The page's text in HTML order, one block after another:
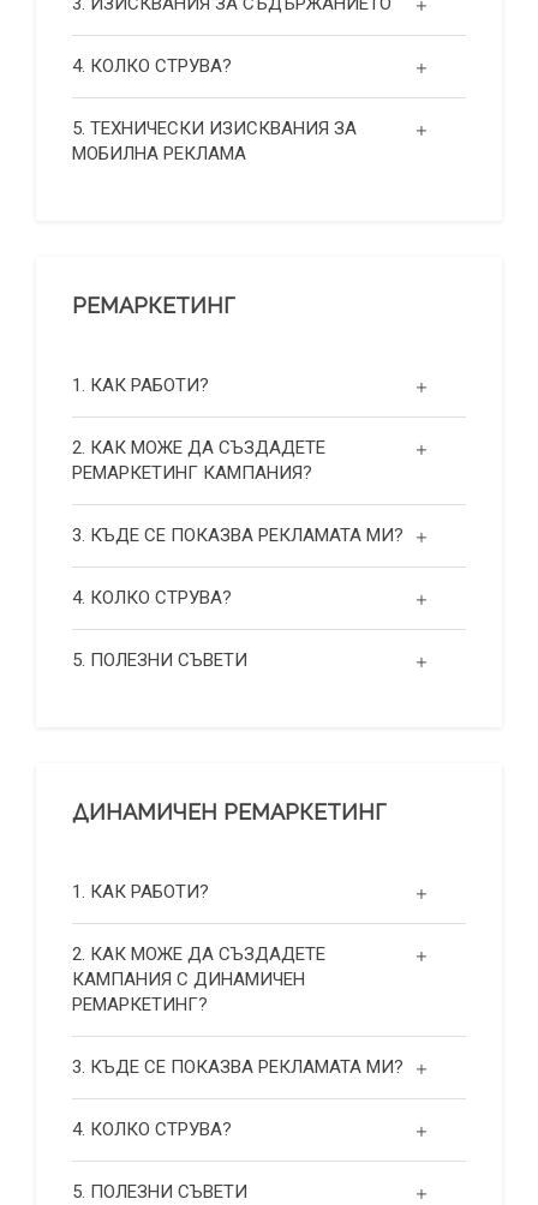
4. КОЛКО СТРУВА?
5. ТЕХНИЧЕСКИ ИЗИСКВАНИЯ ЗА
МОБИЛНА РЕКЛАМА
РЕМАРКЕТИНГ
1. КАК РАБОТИ?
2. КАК МОЖЕ ДА СЪЗДАДЕТЕ
РЕМАРКЕТИНГ КАМПАНИЯ?
3. КЪДЕ СЕ ПОКАЗВА РЕКЛАМАТА МИ?
4. КОЛКО СТРУВА?
5. ПОЛЕЗНИ СЪВЕТИ
ДИНАМИЧЕН РЕМАРКЕТИНГ
1. КАК РАБОТИ?
2. КАК МОЖЕ ДА СЪЗДАДЕТЕ
КАМПАНИЯ С ДИНАМИЧЕН
РЕМАРКЕТИНГ?
3. КЪДЕ СЕ ПОКАЗВА РЕКЛАМАТА МИ?
4. КОЛКО СТРУВА?
5. ПОЛЕЗНИ СЪВЕТИ